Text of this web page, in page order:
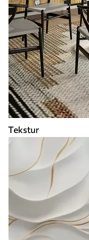
Tekstur